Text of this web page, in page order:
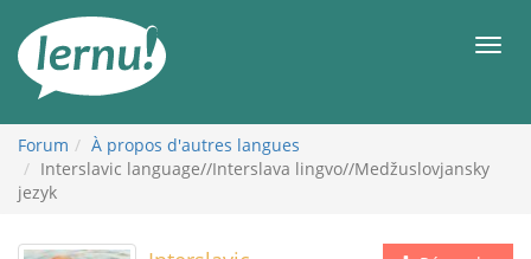
contenu
Forum
À propos d'autres langues
Interslavic language//Interslava lingvo//Medžuslovjansky
jezyk